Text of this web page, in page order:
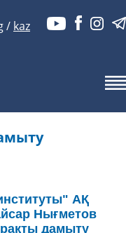
/ kaz
АҚ
Нығметов
дамыту